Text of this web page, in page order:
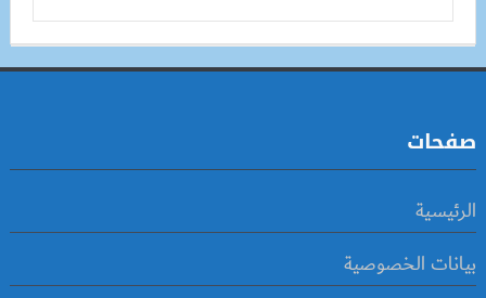
صفحات
الرئيسية
بيانات الخصوصية